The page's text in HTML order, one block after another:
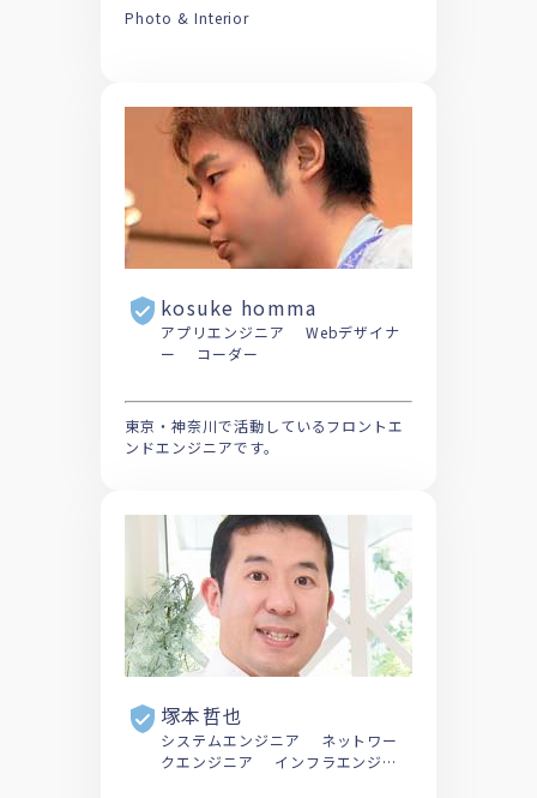
Photo & Interior
kosuke homma
アプリエンジニア Webデザイナ
ー コーダー
東京・神奈川で活動しているフロントエ
ンドエンジニアです。
塚本哲也
システムエンジニア ネットワー
クエンジニア インフラエンジニ